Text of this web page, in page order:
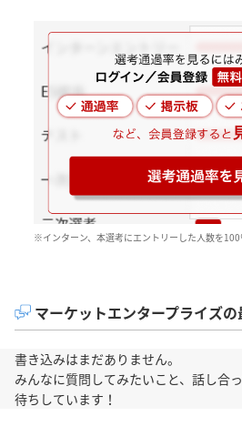
※インターン、本選考にエントリーした人数を100
マーケットエンタープライズ
書き込みはまだありません。
みんなに質問してみたいこと、話し合
待ちしています！